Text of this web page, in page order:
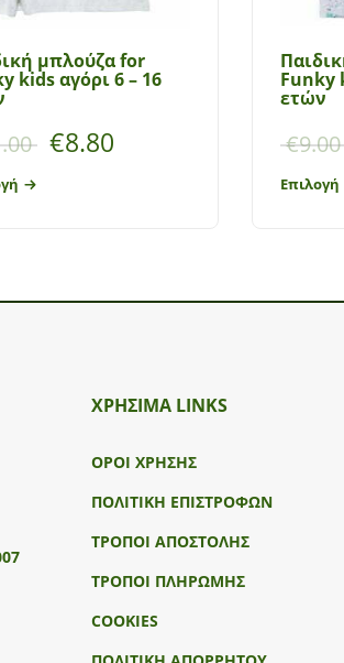
μπλούζα for
kids αγόρι 6 – 16
€8.80
Funky
ετών
€9.00
Επιλογή
ΧΡΗΣΙΜΑ LINKS
ΟΡΟΙ ΧΡΗΣΗΣ
ΠΟΛΙΤΙΚΗ ΕΠΙΣΤΡΟΦΩΝ
ΤΡΟΠΟΙ ΑΠΟΣΤΟΛΗΣ
ΤΡΟΠΟΙ ΠΛΗΡΩΜΗΣ
COOKIES